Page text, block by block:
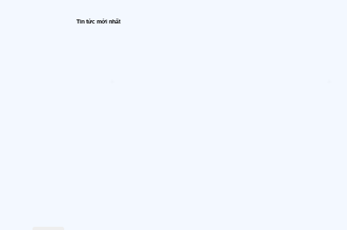
Tin tức mới nhất